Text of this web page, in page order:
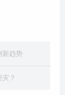
新趋势
？